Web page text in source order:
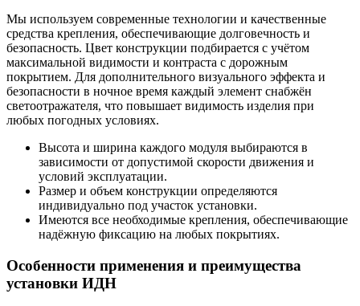
Мы используем современные технологии и качественные
средства крепления, обеспечивающие долговечность и
безопасность. Цвет конструкции подбирается с учётом
максимальной видимости и контраста с дорожным
покрытием. Для дополнительного визуального эффекта и
безопасности в ночное время каждый элемент снабжён
светоотражателя, что повышает видимость изделия при
любых погодных условиях.
Высота и ширина каждого модуля выбираются в
зависимости от допустимой скорости движения и
условий эксплуатации.
Размер и объем конструкции определяются
индивидуально под участок установки.
Имеются все необходимые крепления, обеспечивающие
надёжную фиксацию на любых покрытиях.
Особенности применения и преимущества
установки ИДН